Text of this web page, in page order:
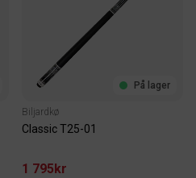
På lager
Biljardkø
Classic T25-01
1 795kr